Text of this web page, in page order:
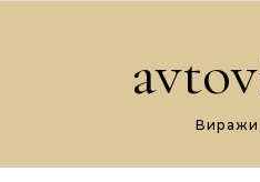
Виражи